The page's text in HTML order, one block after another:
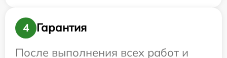
4
Гарантия
После выполнения всех работ и